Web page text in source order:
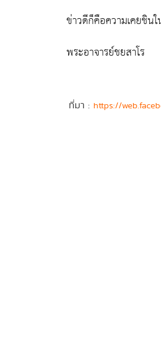
ข่าวดีก็คือความเคยชิน
พระอาจารย์ชยสาโร
ที่มา : https://